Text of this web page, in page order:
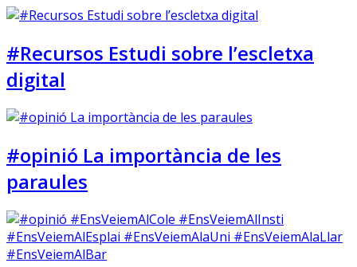
#Recursos Estudi sobre l’escletxa
digital
#opinió La importància de les
paraules